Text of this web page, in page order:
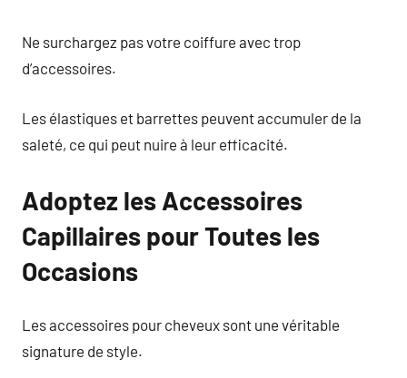
Ne surchargez pas votre coiffure avec trop
d’accessoires.
Les élastiques et barrettes peuvent accumuler de la
saleté, ce qui peut nuire à leur efficacité.
Adoptez les Accessoires
Capillaires pour Toutes les
Occasions
Les accessoires pour cheveux sont une véritable
signature de style.